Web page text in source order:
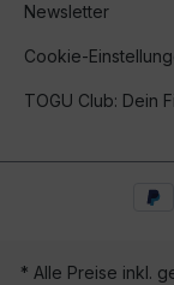
Newsletter
Cookie-
TOGU Club: Dein
* Alle Preise inkl.